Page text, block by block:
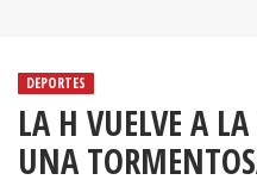
DEPORTES
LA H VUELVE A
UNA